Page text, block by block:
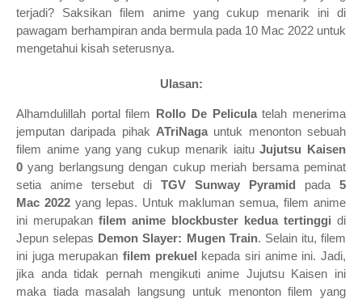
terjadi? Saksikan filem anime yang cukup menarik ini di
pawagam berhampiran anda bermula pada 10 Mac 2022 untuk
mengetahui kisah seterusnya.
Ulasan:
Alhamdulillah portal filem Rollo De Pelicula telah menerima
jemputan daripada pihak ATriNaga untuk menonton sebuah
filem anime yang yang cukup menarik iaitu Jujutsu Kaisen
0yang berlangsung dengan cukup meriah bersama peminat
setia anime tersebut di TGV Sunway Pyramid pada
5
Mac 2022 yang lepas. Untuk makluman semua, filem anime
ini merupakan filem anime blockbuster kedua tertinggi di
Jepun selepas Demon Slayer: Mugen Train. Selain itu, filem
ini juga merupakan filem prekuel kepada siri anime ini. Jadi,
jika anda tidak pernah mengikuti anime Jujutsu Kaisen ini
maka tiada masalah langsung untuk menonton filem yang